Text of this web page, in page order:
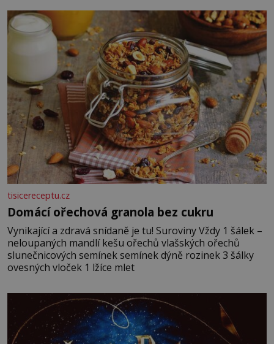
posypání Postup: Oddělte žloutky od bílků. Žloutky
vyšlehejte s cukrem do světlé pěny a postupně do nich
vmíchejte mascarpone, aby vznikl hladký
tisicereceptu.cz
Domácí ořechová granola bez cukru
Vynikající a zdravá snídaně je tu! Suroviny Vždy 1 šálek –
neloupaných mandlí kešu ořechů vlašských ořechů
slunečnicových semínek semínek dýně rozinek 3 šálky
ovesných vloček 1 lžíce mlet